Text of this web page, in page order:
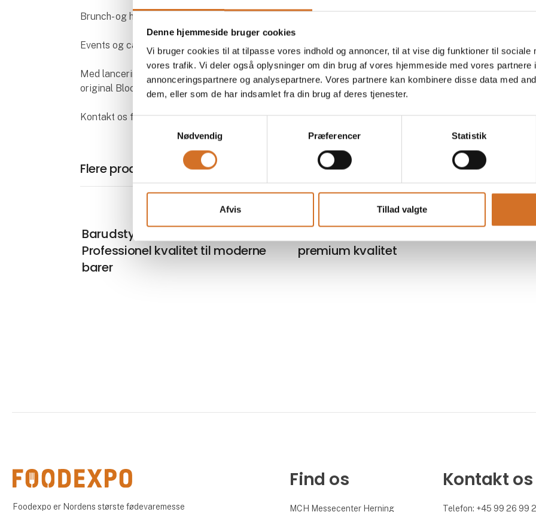
Denne hjemmeside bruger cookies
Vi bruger cookies til at tilpasse vores indhold og annoncer, til at vise dig funktioner til sociale
vores trafik. Vi deler også oplysninger om din brug af vores hjemmeside med vores partnere
annonceringspartnere og analysepartnere. Vores partnere kan kombinere disse data med
dem, eller som de har indsamlet fra din brug af deres tjenester.
Nødvendig
Præferencer Statistik
Afvis Tillad valgte
Brunch- og hotelservering
Events og catering
Med lanceringen i Danmark bliver det nemmere end nogensinde at servere en ægte,
original Bloody Mary – uden kompromis.
Kontakt os for priser, distribution og samarbejdsmuligheder.
Flere produkter fra Hospitality Line ApS
På messen
Barudstyr fra Scandic Bar –
Professionel kvalitet til moderne
barer
På messen
premium kvalitet
Foodexpo er Nordens største fødevaremesse
Find os
MCH Messecenter Herning
Kontakt os
Telefon: +45 99 26 99